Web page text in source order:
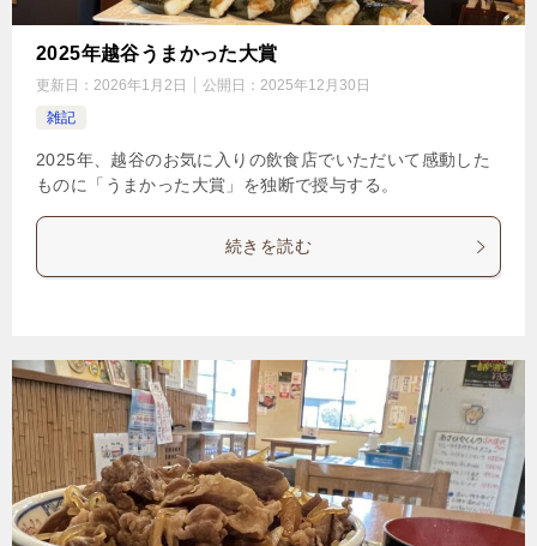
2025年越谷うまかった大賞
更新日： 2026年1月2日 公開日： 2025年12月30日
雑記
2025年、越谷のお気に入りの飲食店でいただいて感動した
ものに「うまかった大賞」を独断で授与する。
続きを読む